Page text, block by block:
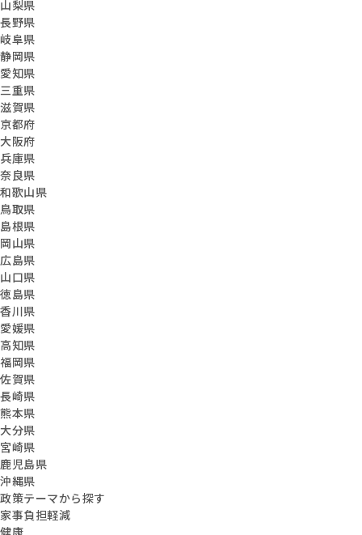
山梨県
長野県
岐阜県
静岡県
愛知県
三重県
滋賀県
京都府
大阪府
兵庫県
奈良県
和歌山県
鳥取県
島根県
岡山県
広島県
山口県
徳島県
香川県
愛媛県
高知県
福岡県
佐賀県
長崎県
熊本県
大分県
宮崎県
鹿児島県
沖縄県
政策テーマから探す
家事負担軽減
健康